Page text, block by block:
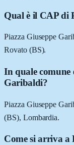
Qual è il CAP di
Piazza Giuseppe
Rovato (BS).
In quale comune
Garibaldi?
Piazza Giuseppe
(BS), Lombardia.
Come si arriva a